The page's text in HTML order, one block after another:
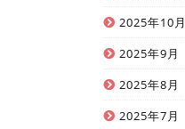
2025年10月
2025年9月
2025年8月
2025年7月